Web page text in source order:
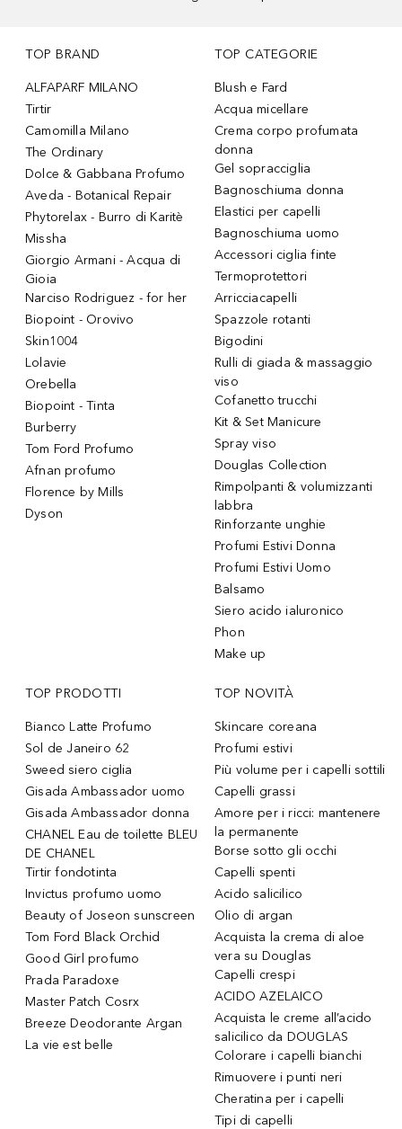
TOP BRAND
ALFAPARF MILANO
Tirtir
Camomilla Milano
The Ordinary
Dolce & Gabbana Profumo
Aveda - Botanical Repair
Phytorelax - Burro di Karitè
Missha
Giorgio Armani - Acqua di
Gioia
Narciso Rodriguez - for her
Biopoint - Orovivo
Skin1004
Lolavie
Orebella
Biopoint - Tinta
Burberry
Tom Ford Profumo
Afnan profumo
Florence by Mills
Dyson
TOP CATEGORIE
Blush e Fard
Acqua micellare
Crema corpo profumata
donna
Gel sopracciglia
Bagnoschiuma donna
Elastici per capelli
Bagnoschiuma uomo
Accessori ciglia finte
Termoprotettori
Arricciacapelli
Spazzole rotanti
Bigodini
Rulli di giada & massaggio
viso
Cofanetto trucchi
Kit & Set Manicure
Spray viso
Douglas Collection
Rimpolpanti & volumizzanti
labbra
Rinforzante unghie
Profumi Estivi Donna
Profumi Estivi Uomo
Balsamo
Siero acido ialuronico
Phon
Make up
TOP PRODOTTI
Bianco Latte Profumo
Sol de Janeiro 62
Sweed siero ciglia
Gisada Ambassador uomo
Gisada Ambassador donna
CHANEL Eau de toilette BLEU
DE CHANEL
Tirtir fondotinta
Invictus profumo uomo
Beauty of Joseon sunscreen
Tom Ford Black Orchid
Good Girl profumo
Prada Paradoxe
Master Patch Cosrx
Breeze Deodorante Argan
La vie est belle
TOP NOVITÀ
Skincare coreana
Profumi estivi
Più volume per i capelli sottili
Capelli grassi
Amore per i ricci: mantenere
la permanente
Borse sotto gli occhi
Capelli spenti
Acido salicilico
Olio di argan
Acquista la crema di aloe
vera su Douglas
Capelli crespi
ACIDO AZELAICO
Acquista le creme all’acido
salicilico da DOUGLAS
Colorare i capelli bianchi
Rimuovere i punti neri
Cheratina per i capelli
Tipi di capelli